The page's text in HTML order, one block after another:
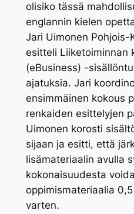
olisiko tässä
englannin kielen
Jari Uimonen Pohjois-
esitteli Liiketoiminnan
(eBusiness) -
ajatuksia. Jari
ensimmäinen kokous
renkaiden esittelyjen
Uimonen korosti
sijaan ja esitti, että
lisämateriaalin avulla
kokonaisuudesta
oppimismateriaalia
varten.